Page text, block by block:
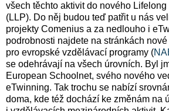
všech těchto aktivit do nového
(LLP). Do něj budou teď patřit u nás
projekty Comenius a za nedlouho i
podrobnosti najdete na stránkách
pro evropské vzdělávací programy (
se odehrávají na všech úrovních. Byl
European Schoolnet, svého nového
eTwinning. Tak trochu se nabízí
doma, kde též dochází ke změnám na